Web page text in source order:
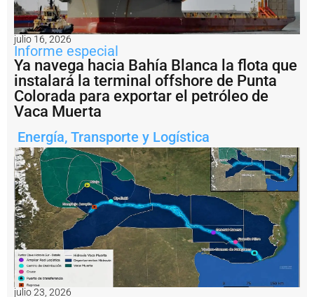
r
g
e
n
ti
n
a
?
P
e
s
c
a
il
e
g
a
l:
A
r
g
e
n
julio 16, 2026
Informe especial
Ya navega hacia Bahía Blanca la flota que
instalará la terminal offshore de Punta
Colorada para exportar el petróleo de
Vaca Muerta
Energía, Transporte y Logística
julio 23, 2026